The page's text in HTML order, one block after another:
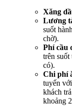
Xăng
Lương
suốt
chờ).
Phí cầu
trên
có).
Chi phí
tuyến
khách
khoảng